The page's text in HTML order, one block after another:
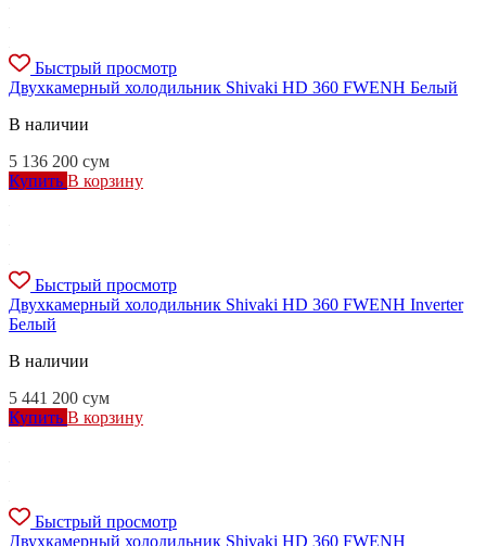
Быстрый просмотр
Двухкамерный холодильник Shivaki HD 360 FWENH Белый
В наличии
5 136 200 сум
Купить В корзину
Быстрый просмотр
Двухкамерный холодильник Shivaki HD 360 FWENH Inverter
Белый
В наличии
5 441 200 сум
Купить В корзину
Быстрый просмотр
Двухкамерный холодильник Shivaki HD 360 FWENH